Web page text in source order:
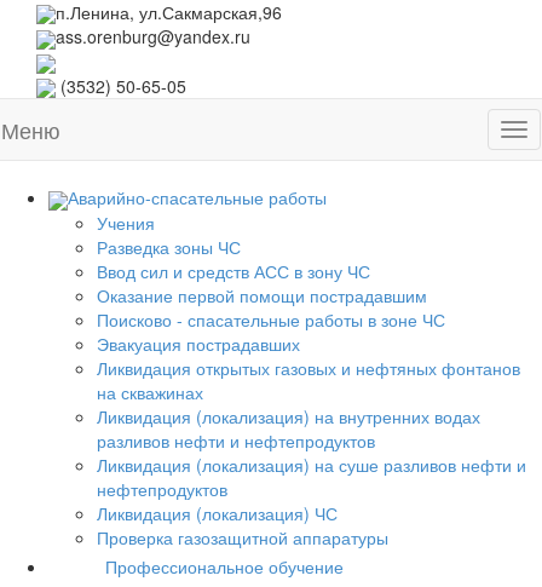
п.Ленина, ул.Сакмарская,96
ass.orenburg@yandex.ru
(3532) 50-65-05
Меню
Аварийно-спасательные работы
Учения
Разведка зоны ЧС
Ввод сил и средств АСС в зону ЧС
Оказание первой помощи пострадавшим
Поисково - спасательные работы в зоне ЧС
Эвакуация пострадавших
Ликвидация открытых газовых и нефтяных фонтанов
на скважинах
Ликвидация (локализация) на внутренних водах
разливов нефти и нефтепродуктов
Ликвидация (локализация) на суше разливов нефти и
нефтепродуктов
Ликвидация (локализация) ЧС
Проверка газозащитной аппаратуры
Профессиональное обучение